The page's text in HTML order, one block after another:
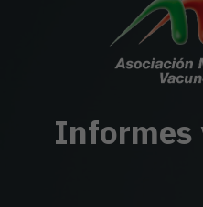
Informes